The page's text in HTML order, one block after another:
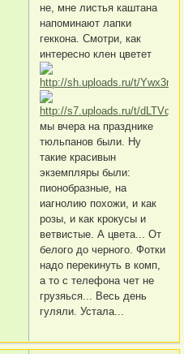
не, мне листья каштана
напоминают лапки
геккона. Смотри, как
интересно клен цветет
мы вчера на празднике
тюльпанов были. Ну
такие красивын
экземпляры были:
пионобразные, на
иагнолию похожи, и как
розы, и как крокусы и
ветвистые. А цвета... От
белого до черного. Фотки
надо перекинуть в комп,
а то с телефона чет не
грузяься... Весь день
гуляли. Устала...